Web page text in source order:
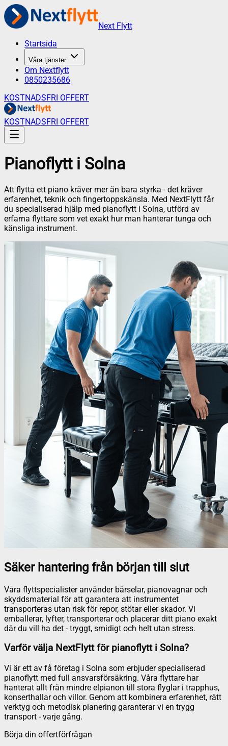
Next Flytt
Startsida
Våra tjänster
Om Nextflytt
0850235686
KOSTNADSFRI OFFERT
KOSTNADSFRI OFFERT
Pianoflytt i Solna
Att flytta ett piano kräver mer än bara styrka - det kräver
erfarenhet, teknik och fingertoppskänsla. Med NextFlytt får
du specialiserad hjälp med pianoflytt i Solna, utförd av
erfarna flyttare som vet exakt hur man hanterar tunga och
känsliga instrument.
Säker hantering från början till slut
Våra flyttspecialister använder bärselar, pianovagnar och
skyddsmaterial för att garantera att instrumentet
transporteras utan risk för repor, stötar eller skador. Vi
emballerar, lyfter, transporterar och placerar ditt piano exakt
där du vill ha det - tryggt, smidigt och helt utan stress.
Varför välja NextFlytt för pianoflytt i Solna?
Vi är ett av få företag i Solna som erbjuder specialiserad
pianoflytt med full ansvarsförsäkring. Våra flyttare har
hanterat allt från mindre elpianon till stora flyglar i trapphus,
konserthallar och villor. Genom att kombinera erfarenhet, rätt
verktyg och metodisk planering garanterar vi en trygg
transport - varje gång.
Börja din offertförfrågan